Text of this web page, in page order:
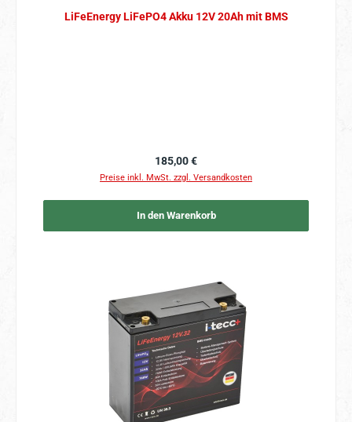
LiFeEnergy LiFePO4 Akku 12V 20Ah mit BMS
Regulärer Preis:
185,00 €
Preise inkl. MwSt. zzgl. Versandkosten
In den Warenkorb